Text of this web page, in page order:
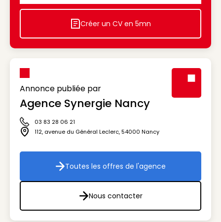
Icon decorative
Créer un CV en 5mn
Annonce publiée par
Agence Synergie Nancy
Icône téléphone
03 83 28 06 21
Icône adresse
112, avenue du Général Leclerc,54000 Nancy
Toutes les offres de l'agence
Toutes les offres de l'agence
Nous contacter
Nous contacter